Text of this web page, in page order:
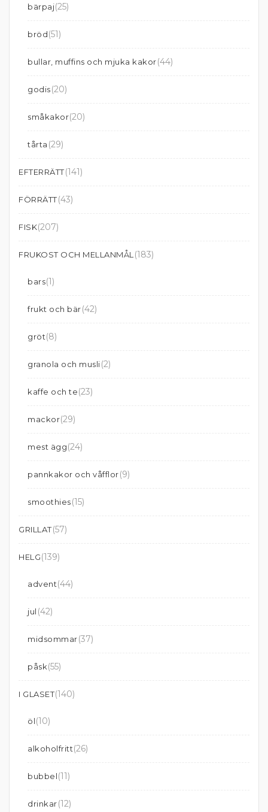
bärpaj(25)
bröd(51)
bullar, muffins och mjuka kakor(44)
godis(20)
småkakor(20)
tårta (29)
EFTERRÄTT(141)
FÖRRÄTT(43)
FISK(207)
FRUKOST OCH MELLANMÅL (183)
bars(1)
frukt och bär(42)
gröt(8)
granola och musli(2)
kaffe och te(23)
mackor(29)
mest ägg(24)
pannkakor och våfflor(9)
smoothies(15)
GRILLAT(57)
HELG(139)
advent(44)
jul (42)
midsommar(37)
påsk(55)
I GLASET(140)
öl(10)
alkoholfritt(26)
bubbel(11)
drinkar(12)